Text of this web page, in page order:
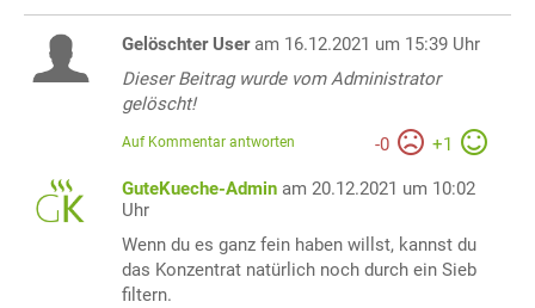
Gelöschter User am 16.12.2021 um 15:39 Uhr
Dieser Beitrag wurde vom Administrator
gelöscht!
-0 +1
Auf Kommentar antworten
GuteKueche-Admin am 20.12.2021 um 10:02
Uhr
Wenn du es ganz fein haben willst, kannst du
das Konzentrat natürlich noch durch ein Sieb
filtern.